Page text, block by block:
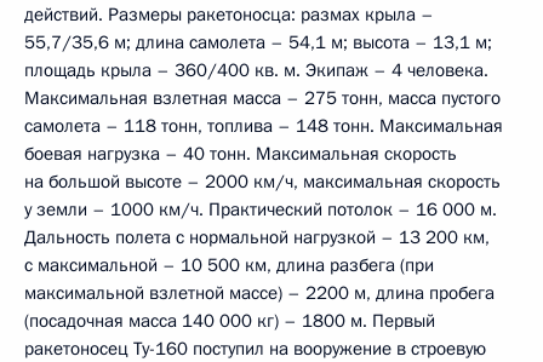
действий. Размеры ракетоносца: размах крыла –
55,7/35,6 м; длина самолета – 54,1 м; высота – 13,1 м;
площадь крыла – 360/400 кв. м. Экипаж – 4 человека.
Максимальная взлетная масса – 275 тонн, масса пустого
самолета – 118 тонн, топлива – 148 тонн. Максимальная
боевая нагрузка – 40 тонн. Максимальная скорость
на большой высоте – 2000 км/ч, максимальная скорость
у земли – 1000 км/ч. Практический потолок – 16 000 м.
Дальность полета с нормальной нагрузкой – 13 200 км,
с максимальной – 10 500 км, длина разбега (при
максимальной взлетной массе) – 2200 м, длина пробега
(посадочная масса 140 000 кг) – 1800 м. Первый
ракетоносец Ту-160 поступил на вооружение в строевую